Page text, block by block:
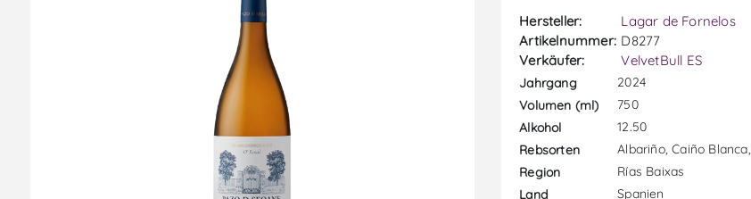
Hersteller:
Lagar de Fornelos
Artikelnummer: D8277
Verkäufer:
VelvetBull ES
Jahrgang
2024
Volumen (ml)
750
Alkohol
12.50
Rebsorten
Albariño, Caiño
Region
Rías Baixas
Land
Spanien